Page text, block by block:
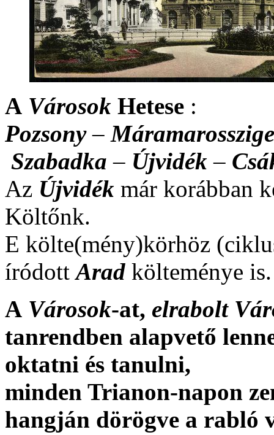
A Városok Hetese :
Pozsony–
Szabadka – Újvidék –
Az Újvidék már korábban
Költőnk.
E költe(mény)körhöz
íródottArad költeménye is.
A Városok-at, elrabolt
tanrendben alapvető
oktatni és tanulni,
minden Trianon-napon
hangján dörögve a rabló